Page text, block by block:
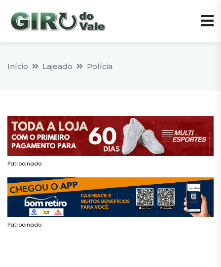
Início Lajeado Polícia
Patrocinado
Patrocinado